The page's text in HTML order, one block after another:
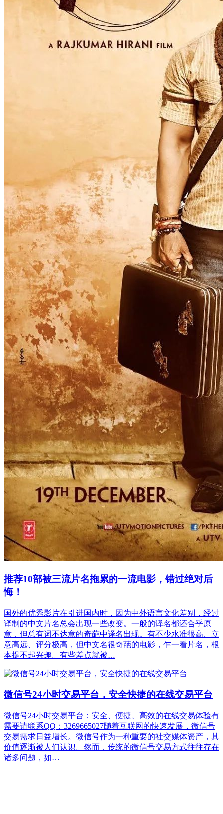
推荐10部被三流片名拖累的一流电影，错过绝对后
悔！
国外的优秀影片在引进国内时，因为中外语言文化差别，经过
译制的中文片名总会出现一些改变。一般的译名都还合乎原
意，但总有词不达意的奇葩中译名出现。有不少水准很高、立
意高远、评分极高，但中文名很奇葩的电影，乍一看片名，根
本提不起兴趣。有些差点就被…
微信号24小时交易平台，安全快捷的在线交易平台
微信号24小时交易平台：安全、便捷、高效的在线交易体验有
需要请联系QQ：3269665027随着互联网的快速发展，微信号
交易需求日益增长。微信号作为一种重要的社交媒体资产，其
价值逐渐被人们认识。然而，传统的微信号交易方式往往存在
诸多问题，如…